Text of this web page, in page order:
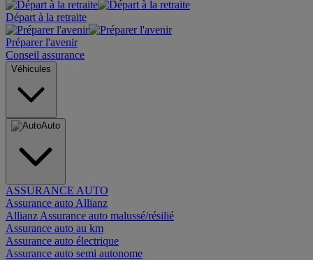
Départ à la retraite
Préparer l'avenir
Conseil assurance
Véhicules
Auto
ASSURANCE AUTO
Assurance auto Allianz
Allianz Assurance auto malussé/résilié
Assurance auto au km
Assurance auto électrique
Assurance auto semi autonome